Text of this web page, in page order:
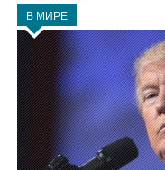
В МИРЕ